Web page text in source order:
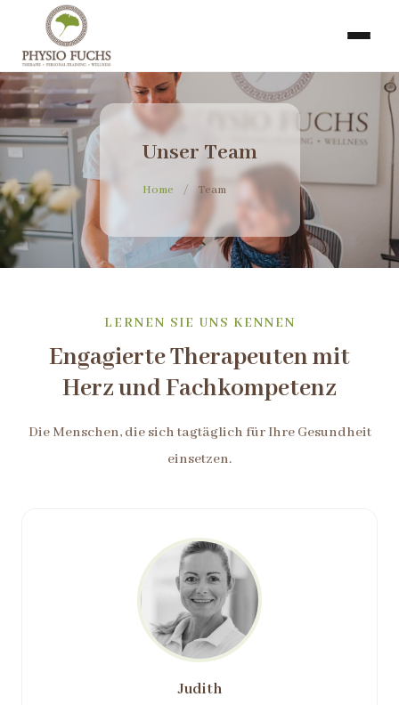
Unser Team
Home / Team
LERNEN SIE UNS KENNEN
Engagierte Therapeuten mit
Herz und Fachkompetenz
Die Menschen, die sich tagtäglich für Ihre Gesundheit
einsetzen.
Judith